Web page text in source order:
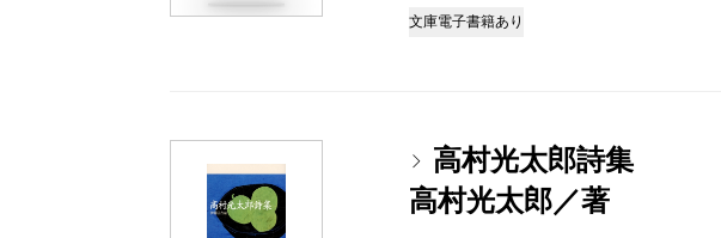
文庫電子書籍あり
高村光太郎詩集
高村光太郎／著